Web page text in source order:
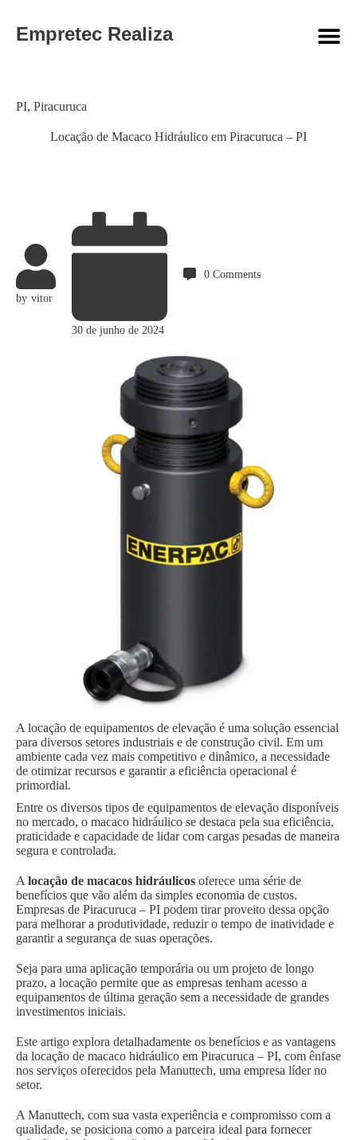
Empretec Realiza
Locação de Macaco Hidráulico em Piracuruca – PI
Category
PI, Piracuruca
by vitor
30 de junho de 2024
0 Comments
A locação de equipamentos de elevação é uma solução essencial
para diversos setores industriais e de construção civil. Em um
ambiente cada vez mais competitivo e dinâmico, a necessidade
de otimizar recursos e garantir a eficiência operacional é
primordial.
Entre os diversos tipos de equipamentos de elevação disponíveis
no mercado, o macaco hidráulico se destaca pela sua eficiência,
praticidade e capacidade de lidar com cargas pesadas de maneira
segura e controlada.
A locação de macacos hidráulicos oferece uma série de
benefícios que vão além da simples economia de custos.
Empresas de Piracuruca – PI podem tirar proveito dessa opção
para melhorar a produtividade, reduzir o tempo de inatividade e
garantir a segurança de suas operações.
Seja para uma aplicação temporária ou um projeto de longo
prazo, a locação permite que as empresas tenham acesso a
equipamentos de última geração sem a necessidade de grandes
investimentos iniciais.
Este artigo explora detalhadamente os benefícios e as vantagens
da locação de macaco hidráulico em Piracuruca – PI, com ênfase
nos serviços oferecidos pela Manuttech, uma empresa líder no
setor.
A Manuttech, com sua vasta experiência e compromisso com a
qualidade, se posiciona como a parceira ideal para fornecer